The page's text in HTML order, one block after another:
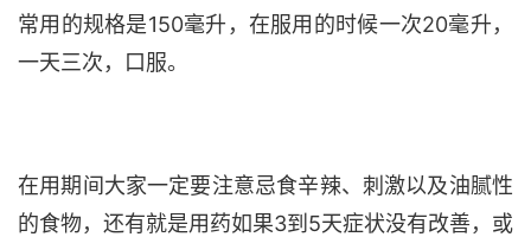
常用的规格是150毫升，在服用的时候一次20毫升，
一天三次，口服。
在用期间大家一定要注意忌食辛辣、刺激以及油腻性
的食物，还有就是用药如果3到5天症状没有改善，或